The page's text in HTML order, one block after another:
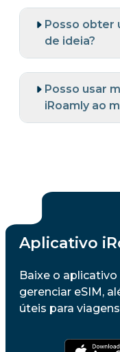
Posso obter
de ideia?
Posso usar
iRoamly ao
Aplicativo
Baixe o
gerenciar eSIM,
úteis para